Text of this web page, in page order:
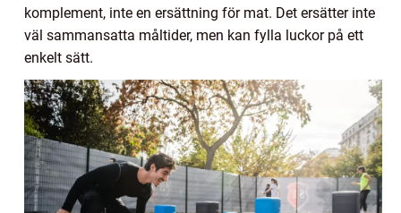
komplement, inte en ersättning för mat. Det ersätter inte
väl sammansatta måltider, men kan fylla luckor på ett
enkelt sätt.